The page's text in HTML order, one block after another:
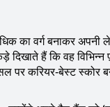
का वर्ग बनाकर अपनी
हैं कि वह विभिन्न
पर करियर‑बेस्ट